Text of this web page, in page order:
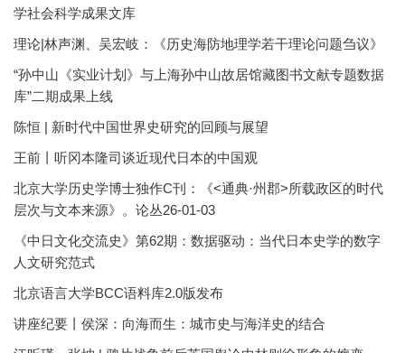
学社会科学成果文库
理论|林声渊、吴宏岐：《历史海防地理学若干理论问题刍议》
“孙中山《实业计划》与上海孙中山故居馆藏图书文献专题数据
库”二期成果上线
陈恒 | 新时代中国世界史研究的回顾与展望
王前丨听冈本隆司谈近现代日本的中国观
北京大学历史学博士独作C刊：《<通典·州郡>所载政区的时代
层次与文本来源》。论丛26-01-03
《中日文化交流史》第62期：数据驱动：当代日本史学的数字
人文研究范式
北京语言大学BCC语料库2.0版发布
讲座纪要丨侯深：向海而生：城市史与海洋史的结合